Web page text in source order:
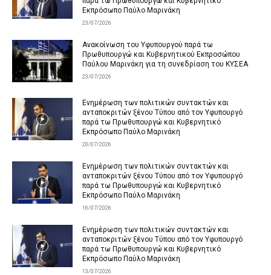
Εκπρόσωπο Παύλο Μαρινάκη
23/07/2026
Ανακοίνωση του Υφυπουργού παρά τω
Πρωθυπουργώ και Κυβερνητικού Εκπροσώπου
Παύλου Μαρινάκη για τη συνεδρίαση του ΚΥΣΕΑ
23/07/2026
Ενημέρωση των πολιτικών συντακτών και
ανταποκριτών ξένου Τύπου από τον Υφυπουργό
παρά τω Πρωθυπουργώ και Κυβερνητικό
Εκπρόσωπο Παύλο Μαρινάκη
20/07/2026
Ενημέρωση των πολιτικών συντακτών και
ανταποκριτών ξένου Τύπου από τον Υφυπουργό
παρά τω Πρωθυπουργώ και Κυβερνητικό
Εκπρόσωπο Παύλο Μαρινάκη
16/07/2026
Ενημέρωση των πολιτικών συντακτών και
ανταποκριτών ξένου Τύπου από τον Υφυπουργό
παρά τω Πρωθυπουργώ και Κυβερνητικό
Εκπρόσωπο Παύλο Μαρινάκη
13/07/2026